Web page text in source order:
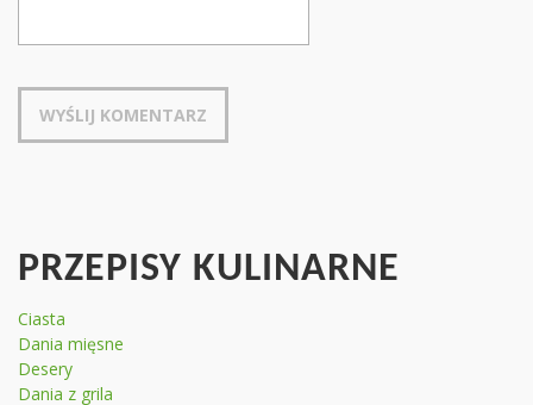
PRZEPISY KULINARNE
Ciasta
Dania mięsne
Desery
Dania z grila